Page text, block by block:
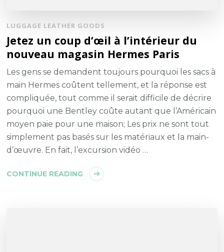
LUGGAGE LEATHER GOODS
Jetez un coup d’œil à l’intérieur du
nouveau magasin Hermes Paris
Les gens se demandent toujours pourquoi les sacs à
main Hermes coûtent tellement, et la réponse est
compliquée, tout comme il serait difficile de décrire
pourquoi une Bentley coûte autant que l’Américain
moyen paie pour une maison; Les prix ne sont tout
simplement pas basés sur les matériaux et la main-
d’œuvre. En fait, l’excursion vidéo …
CONTINUE READING